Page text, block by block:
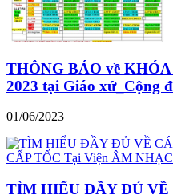
THÔNG BÁO về
2023 tại Giáo xứ_Cộng
01/06/2023
TÌM HIỂU ĐẦY ĐỦ VỀ